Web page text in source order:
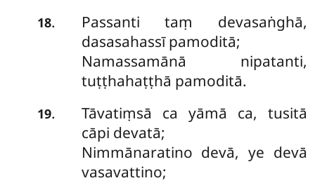
18.
Passanti taṃ devasaṅghā,
dasasahassī pamoditā;
Namassamānā nipatanti,
tuṭṭhahaṭṭhā pamoditā.
19. Tāvatiṃsā ca yāmā ca, tusitā
cāpi devatā;
Nimmānaratino devā, ye devā
vasavattino;